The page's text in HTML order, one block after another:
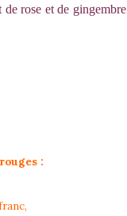
rose et de gingembre
: